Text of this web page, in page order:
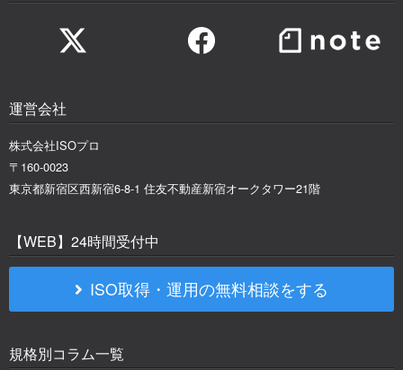
運営会社
株式会社ISOプロ
〒160-0023
東京都新宿区西新宿6-8-1 住友不動産新宿オークタワー21階
【WEB】24時間受付中
ISO取得・運用の無料相談をする
規格別コラム一覧